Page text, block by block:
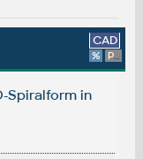
CAD
% Platform
Spiralform in